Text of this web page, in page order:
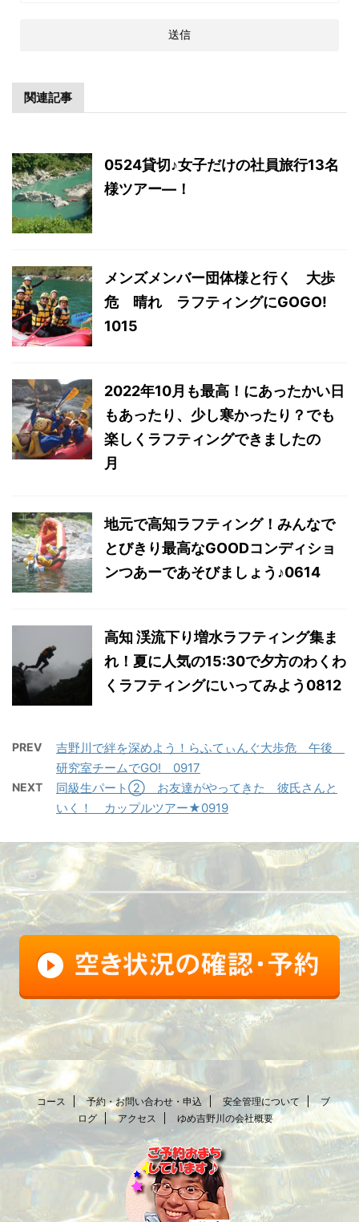
関連記事
0524貸切♪女子だけの社員旅行13名
様ツアー―！
メンズメンバー団体様と行く 大歩
危 晴れ ラフティングにGOGO!
1015
2022年10月も最高！にあったかい日
もあったり、少し寒かったり？でも
楽しくラフティングできましたの
月
地元で高知ラフティング！みんなで
とびきり最高なGOODコンディショ
ンつあーであそびましょう♪0614
高知 渓流下り増水ラフティング集ま
れ！夏に人気の15:30で夕方のわくわ
くラフティングにいってみよう0812
PREV
吉野川で絆を深めよう！らふてぃんぐ大歩危 午後
研究室チームでGO! 0917
NEXT
同級生パート② お友達がやってきた 彼氏さんと
いく！ カップルツアー★0919
FB
コース 予約・お問い合わせ・申込 安全管理について
ブ
ログ
アクセス ゆめ吉野川の会社概要